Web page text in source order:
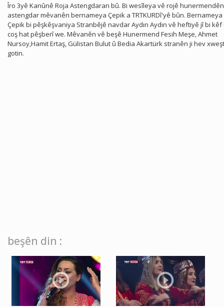
Îro 3yê Kanûnê Roja Astengdaran bû. Bi wesîleya vê rojê hunermendên
astengdar mêvanên bernameya Çepik a TRTKURDî'yê bûn. Bernameya
Çepik bi pêşkêşvaniya Stranbêjê navdar Aydın Aydın vê heftiyê jî bi kêf
coş hat pêşberî we. Mêvanên vê beşê Hunermend Fesih Meşe, Ahmet
Nursoy,Hamit Ertaş, Gülistan Bulut û Bedia Akartürk stranên ji hev
gotin.
beşên din :